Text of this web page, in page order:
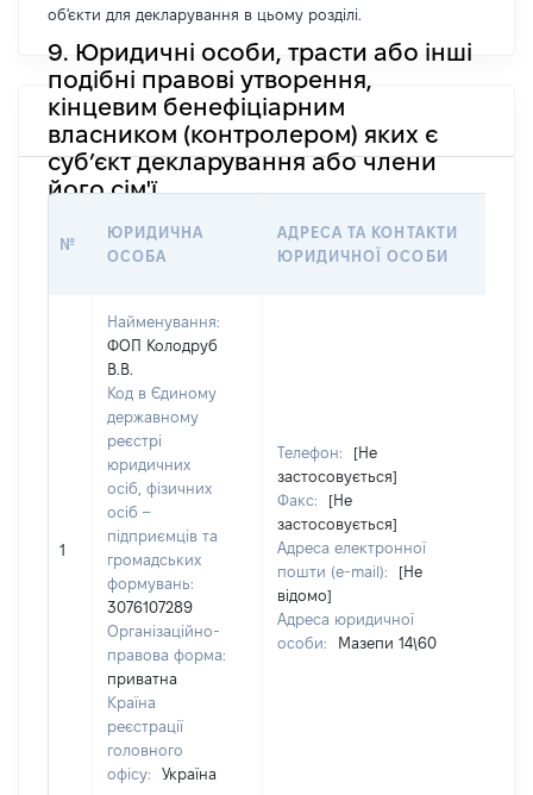
об'єкти для декларування в цьому розділі.
9. Юридичні особи, трасти або інші
подібні правові утворення,
кінцевим бенефіціарним
власником (контролером) яких є
суб’єкт декларування або члени
його сім'ї
№
ЮРИДИЧНА
ОСОБА
АДРЕСА ТА КОНТАКТИ
ЮРИДИЧНОЇ ОСОБИ
1
Найменування:
ФОП Колодруб
В.В.
Код в Єдиному
державному
реєстрі
юридичних
осіб, фізичних
осіб –
підприємців та
громадських
формувань:
3076107289
Організаційно-
правова форма:
приватна
Країна
реєстрації
головного
офісу:
Україна
Телефон:
[Не
застосовується]
Факс:
[Не
застосовується]
Адреса електронної
пошти (e-mail):
[Не
відомо]
Адреса юридичної
особи:
Мазепи 14\60